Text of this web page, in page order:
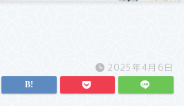
2025年4月6日